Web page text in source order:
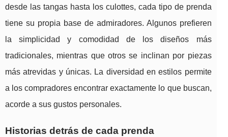
desde las tangas hasta los culottes, cada tipo de prenda
tiene su propia base de admiradores. Algunos prefieren
la simplicidad y comodidad de los diseños más
tradicionales, mientras que otros se inclinan por piezas
más atrevidas y únicas. La diversidad en estilos permite
a los compradores encontrar exactamente lo que buscan,
acorde a sus gustos personales.
Historias detrás de cada prenda